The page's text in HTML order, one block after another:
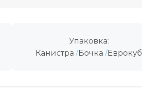
Упаковка:
Канистра Бочка Еврокуб